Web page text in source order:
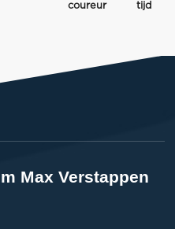
coureur
tijd
Max Verstappen